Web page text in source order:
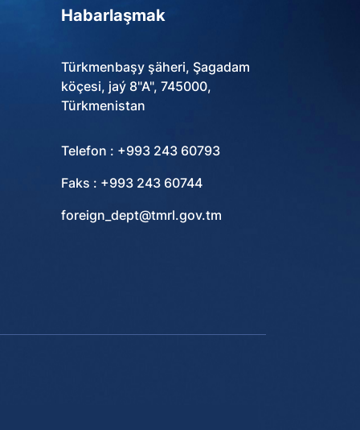
Habarlaşmak
Türkmenbaşy şäheri, Şagadam
köçesi, jaý 8"A", 745000,
Türkmenistan
Telefon : +993 243 60793
Faks : +993 243 60744
foreign_dept@tmrl.gov.tm